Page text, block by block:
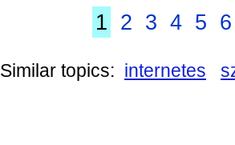
1 2 3 4 5 6
Similar topics: internetes